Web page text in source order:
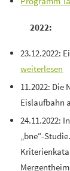
2022:
23.12.2022:
weiterlesen
11.2022: Die
Eislaufbahn
24.11.2022:
„bne“-